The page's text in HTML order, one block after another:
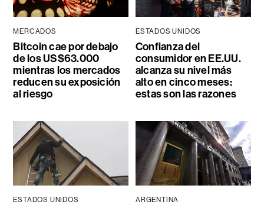
MERCADOS
Bitcoin cae por debajo
de los US$63.000
mientras los mercados
reducen su exposición
al riesgo
ESTADOS UNIDOS
Confianza del
consumidor en EE.UU.
alcanza su nivel más
alto en cinco meses:
estas son las razones
ESTADOS UNIDOS ARGENTINA